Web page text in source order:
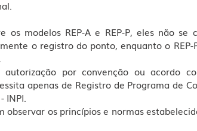
modelos REP-A e REP-P, eles não se
o registro do ponto, enquanto o REP-
por convenção ou acordo
apenas de Registro de Programa de
observar os princípios e normas